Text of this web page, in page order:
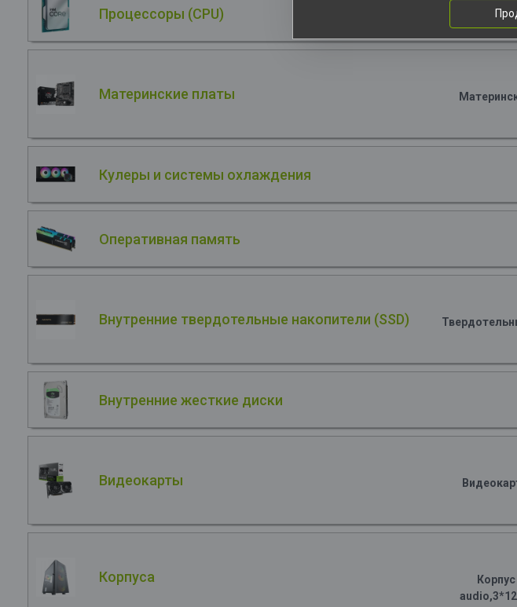
Процессоры (CPU)
Материнские платы
Кулеры и системы охлаждения
Оперативная память
Внутренние твердотельные накопители (SSD)
Внутренние жесткие диски
Видеокарты
Корпуса